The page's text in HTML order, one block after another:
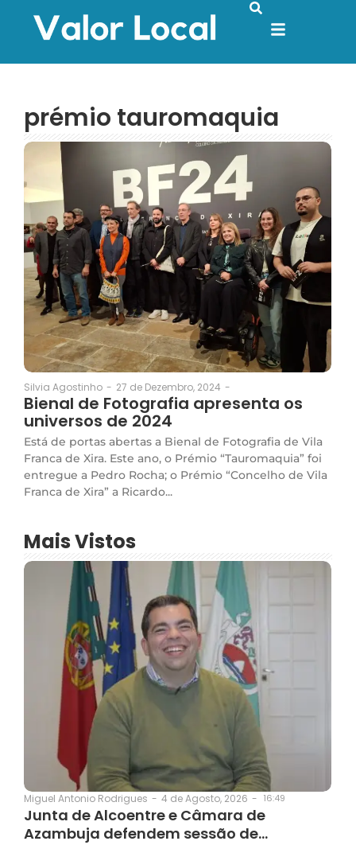
prémio tauromaquia
Silvia Agostinho - 27 de Dezembro, 2024 -
Bienal de Fotografia apresenta os
universos de 2024
Está de portas abertas a Bienal de Fotografia de Vila
Franca de Xira. Este ano, o Prémio “Tauromaquia” foi
entregue a Pedro Rocha; o Prémio “Concelho de Vila
Franca de Xira” a Ricardo...
Mais Vistos
Miguel Antonio Rodrigues - 4 de Agosto, 2026 - 16:49
Junta de Alcoentre e Câmara de
Azambuja defendem sessão de…